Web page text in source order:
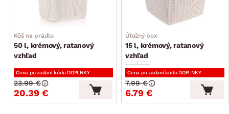
Kôš na prádlo
50 l, krémový, ratanový
vzhľad
Cena po zadaní kódu DOPLNKY
20.39 €
23.99 €
Úložný box
15 l, krémový, ratanový
vzhľad
Cena po zadaní kódu DOPLNKY
6.79 €
7.99 €